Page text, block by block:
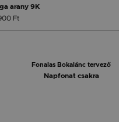
arany 9K
Ft
Fonalas Bokalánc tervező
Napfonat csakra